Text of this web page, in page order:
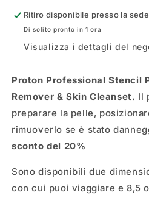
Ritiro disponibile presso la sede
Di solito pronto in 1 ora
Visualizza i dettagli del
Proton Professional Stencil
Remover & Skin Cleanset. Il
preparare la pelle,
rimuoverlo se è stato
sconto del 20%
Sono disponibili due
con cui puoi viaggiare e 8,5